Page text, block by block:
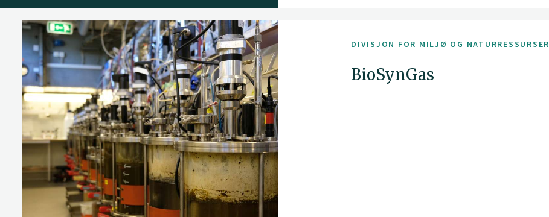
DIVISJON FOR MILJØ OG NATURRESSURSER
BioSynGas